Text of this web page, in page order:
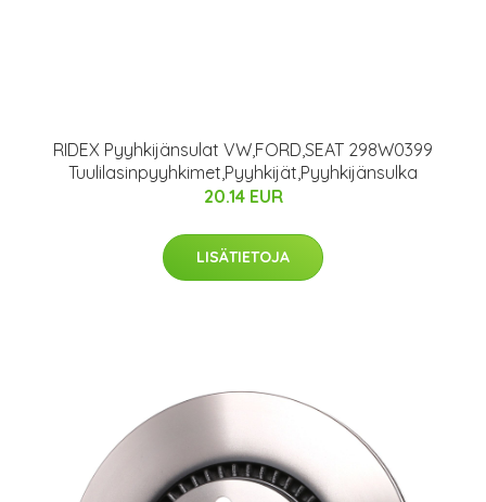
RIDEX Pyyhkijänsulat VW,FORD,SEAT 298W0399
Tuulilasinpyyhkimet,Pyyhkijät,Pyyhkijänsulka
20.14 EUR
LISÄTIETOJA